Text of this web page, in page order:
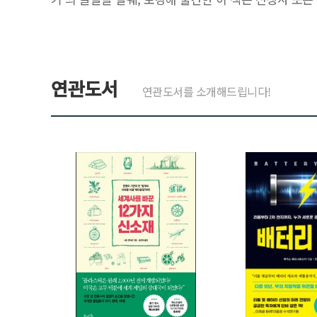
연관도서 연관도서를 소개해드립니다!
>